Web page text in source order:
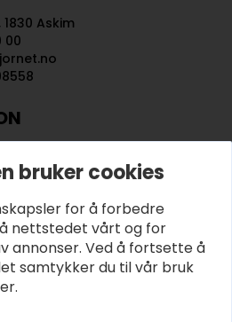
Askim
00
BETINGELSER
bruker cookies
for å forbedre
nettstedet vårt og for
annonser. Ved å fortsette å
samtykker du til vår bruk